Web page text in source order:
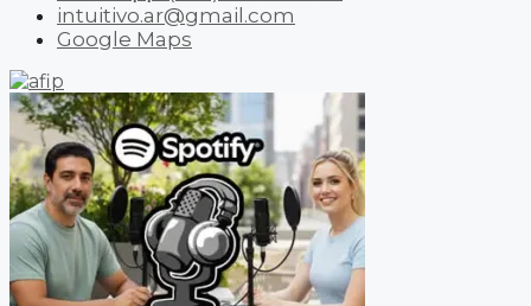
intuitivo.ar@gmail.com
Google Maps